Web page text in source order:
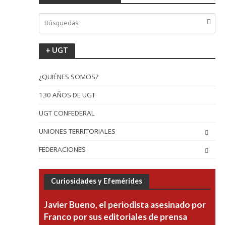
+ UGT
¿QUIÉNES SOMOS?
130 AÑOS DE UGT
UGT CONFEDERAL
UNIONES TERRITORIALES
FEDERACIONES
Curiosidades y Efemérides
Javier Bueno, el periodista asesinado por
Franco por sus editoriales de prensa